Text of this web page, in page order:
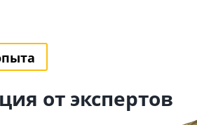
от экспертов